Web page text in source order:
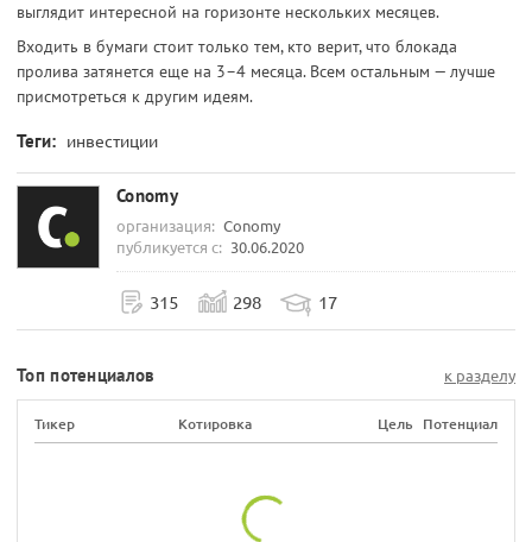
выглядит интересной на горизонте нескольких месяцев.
Входить в бумаги стоит только тем, кто верит, что блокада
пролива затянется еще на 3–4 месяца. Всем остальным — лучше
присмотреться к другим идеям.
Теги: инвестиции
Conomy
организация: Conomy
публикуется с: 30.06.2020
315 298 17
Топ потенциалов к разделу
Тикер Котировка Цель Потенциал